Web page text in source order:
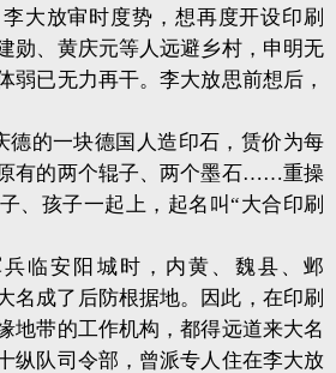
大放审时度势，想再度开设印刷
勋、黄庆元等人远避乡村，申明无
弱已无力再干。李大放思前想后，
德的一块德国人造印石，赁价为每
有的两个辊子、两个墨石……重操
、孩子一起上，起名叫“大合印刷
临安阳城时，内黄、魏县、邺
成了后防根据地。因此，在印刷
地带的工作机构，都得远道来大名
纵队司令部，曾派专人住在李大放